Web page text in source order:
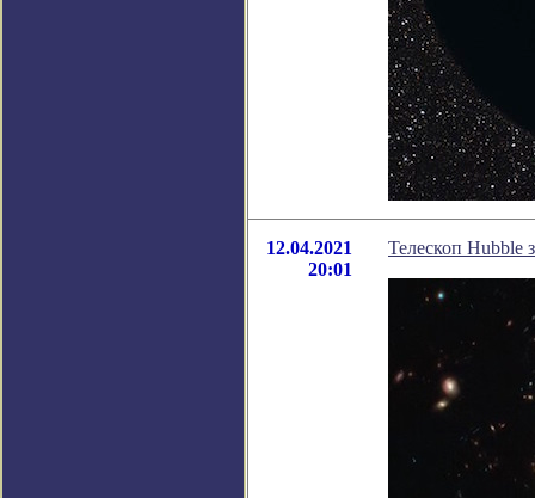
12.04.2021
20:01
Телескоп Hubble